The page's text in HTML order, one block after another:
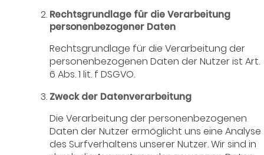
Rechtsgrundlage für die Verarbeitung
personenbezogener Daten
Rechtsgrundlage für die Verarbeitung der
personenbezogenen Daten der Nutzer ist Art.
6 Abs. 1 lit. f DSGVO.
Zweck der Datenverarbeitung
Die Verarbeitung der personenbezogenen
Daten der Nutzer ermöglicht uns eine Analyse
des Surfverhaltens unserer Nutzer. Wir sind in